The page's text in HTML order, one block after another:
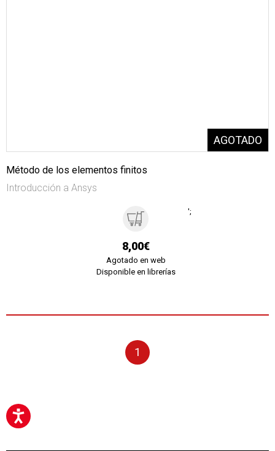
Método de los elementos finitos
Introducción a Ansys
8,00€
Agotado en web
Disponible en librerías
';
1